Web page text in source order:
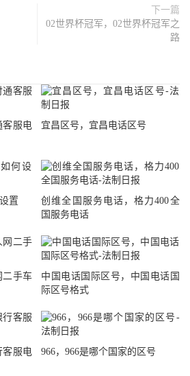
下一篇
02世界杯冠军，02世界杯冠军之
路
客服电
宜昌区号，宜昌电话区号
置
创维全国服务电话，格力400全
国服务电话
二手车
中国电话国际区号，中国电话国
际区号格式
客服电
966，966是哪个国家的区号